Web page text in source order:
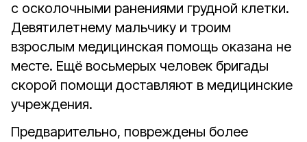
с осколочными ранениями грудной клетки.
Девятилетнему мальчику и троим
взрослым медицинская помощь оказана не
месте. Ещё восьмерых человек бригады
скорой помощи доставляют в медицинские
учреждения.
Предварительно, повреждены более